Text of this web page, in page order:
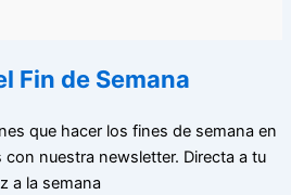
Fin de Semana
que hacer los fines de semana en
nuestra newsletter. Directa a tu
a la semana